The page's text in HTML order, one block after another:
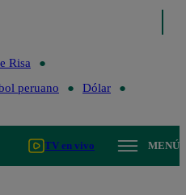
Risa
peruano
Dólar
TV en vivo MENÚ